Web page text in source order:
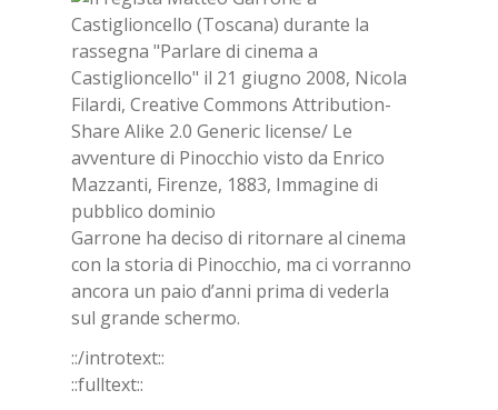
Gar­ro­ne ha de­ci­so di ri­tor­na­re al ci­ne­ma
con la sto­ria di Pi­noc­chio, ma ci vor­ran­no
an­co­ra un paio d’an­ni pri­ma di ve­der­la
sul gran­de scher­mo.
::/in­tro­text::
::full­text::